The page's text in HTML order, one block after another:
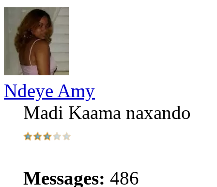
Ndeye Amy
Madi Kaama naxando
Messages: 486